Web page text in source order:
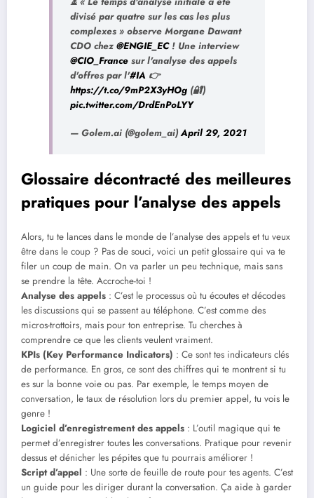
divisé par quatre sur les cas les plus
complexes » observe Morgane Dawant
CDO chez @ENGIE_EC! Une interview
@CIO_France sur l'analyse des appels
d'offres par l'#IA 👉
https://t.co/9mP2X3yHOg (🔐)
pic.twitter.com/DrdEnPoLYY
— Golem.ai (@golem_ai)April 29, 2021
Glossaire décontracté des meilleures
pratiques pour l’analyse des appels
Alors, tu te lances dans le monde de l’analyse des appels et tu veux
être dans le coup ? Pas de souci, voici un petit glossaire qui va te
filer un coup de main. On va parler un peu technique, mais sans
se prendre la tête. Accroche-toi !
Analyse des appels : C’est le processus où tu écoutes et décodes
les discussions qui se passent au téléphone. C’est comme des
micros-trottoirs, mais pour ton entreprise. Tu cherches à
comprendre ce que les clients veulent vraiment.
KPIs (Key Performance Indicators) : Ce sont tes indicateurs clés
de performance. En gros, ce sont des chiffres qui te montrent si tu
es sur la bonne voie ou pas. Par exemple, le temps moyen de
conversation, le taux de résolution lors du premier appel, tu vois le
genre !
Logiciel d’enregistrement des appels : L’outil magique qui te
permet d’enregistrer toutes les conversations. Pratique pour revenir
dessus et dénicher les pépites que tu pourrais améliorer !
Script d’appel : Une sorte de feuille de route pour tes agents. C’est
un guide pour les diriger durant la conversation. Ça aide à garder